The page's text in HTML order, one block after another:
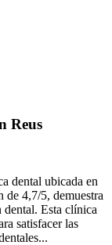
Reus
dental ubicada en
de 4,7/5, demuestra
dental. Esta clínica
satisfacer las